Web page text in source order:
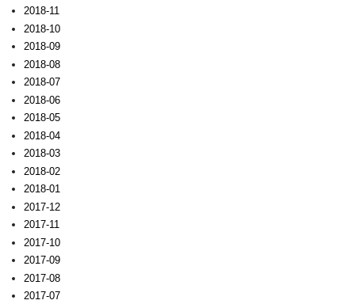
2018-11
2018-10
2018-09
2018-08
2018-07
2018-06
2018-05
2018-04
2018-03
2018-02
2018-01
2017-12
2017-11
2017-10
2017-09
2017-08
2017-07